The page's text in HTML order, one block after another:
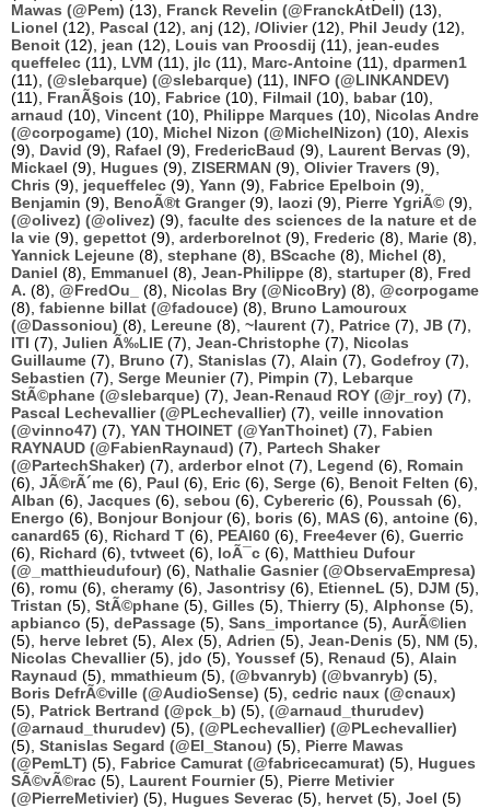
Mawas (@Pem) (13), Franck Revelin (@FranckAtDell) (13),
Lionel (12), Pascal (12), anj (12), /Olivier(12), Phil Jeudy (12),
Benoit (12), jean (12), Louis van Proosdij (11), jean-eudes
queffelec (11), LVM (11), jlc (11), Marc-Antoine (11), dparmen1
(11), (@slebarque) (@slebarque) (11), INFO (@LINKANDEV)
(11), FranÃ§ois (10), Fabrice (10), Filmail (10), babar(10),
arnaud (10), Vincent (10), Philippe Marques (10), Nicolas Andre
(@corpogame) (10), Michel Nizon (@MichelNizon) (10), Alexis
(9), David (9), Rafael (9), FredericBaud (9), Laurent Bervas (9),
Mickael (9), Hugues (9), ZISERMAN (9), Olivier Travers (9),
Chris (9), jequeffelec (9), Yann (9), Fabrice Epelboin (9),
Benjamin (9), BenoÃ®t Granger(9), laozi (9), Pierre YgriÃ© (9),
(@olivez) (@olivez) (9), faculte des sciences de la nature et de
la vie (9), gepettot (9), arderborelnot (9), Frederic (8), Marie (8),
Yannick Lejeune (8), stephane (8), BScache (8), Michel (8),
Daniel (8), Emmanuel (8), Jean-Philippe (8), startuper(8), Fred
A. (8), @FredOu_ (8), Nicolas Bry (@NicoBry) (8), @corpogame
(8), fabienne billat (@fadouce) (8), Bruno Lamouroux
(@Dassoniou) (8), Lereune (8), ~laurent (7), Patrice (7), JB (7),
ITI (7), Julien Ã‰LIE (7), Jean-Christophe (7), Nicolas
Guillaume (7), Bruno (7), Stanislas (7), Alain (7), Godefroy (7),
Sebastien (7), Serge Meunier(7), Pimpin (7), Lebarque
StÃ©phane (@slebarque) (7), Jean-Renaud ROY (@jr_roy) (7),
Pascal Lechevallier (@PLechevallier) (7), veille innovation
(@vinno47) (7), YAN THOINET (@YanThoinet) (7), Fabien
RAYNAUD (@FabienRaynaud) (7), Partech Shaker
(@PartechShaker) (7), arderbor elnot (7), Legend (6), Romain
(6), JÃ©rÃ´me (6), Paul (6), Eric (6), Serge (6), Benoit Felten (6),
Alban (6), Jacques (6), sebou (6), Cybereric (6), Poussah (6),
Energo (6), Bonjour Bonjour(6), boris (6), MAS (6), antoine (6),
canard65 (6), Richard T (6), PEAI60 (6), Free4ever(6), Guerric
(6), Richard (6), tvtweet (6), loÃ¯c (6), Matthieu Dufour
(@_matthieudufour) (6), Nathalie Gasnier (@ObservaEmpresa)
(6), romu (6), cheramy (6), Jasontrisy (6), EtienneL (5), DJM (5),
Tristan (5), StÃ©phane (5), Gilles (5), Thierry (5), Alphonse (5),
apbianco (5), dePassage (5), Sans_importance (5), AurÃ©lien
(5), herve lebret (5), Alex (5), Adrien (5), Jean-Denis (5), NM (5),
Nicolas Chevallier(5), jdo (5), Youssef (5), Renaud (5), Alain
Raynaud (5), mmathieum (5), (@bvanryb) (@bvanryb) (5),
Boris DefrÃ©ville (@AudioSense) (5), cedric naux (@cnaux)
(5), Patrick Bertrand (@pck_b) (5), (@arnaud_thurudev)
(@arnaud_thurudev) (5), (@PLechevallier) (@PLechevallier)
(5), Stanislas Segard (@El_Stanou) (5), Pierre Mawas
(@PemLT) (5), Fabrice Camurat (@fabricecamurat) (5), Hugues
SÃ©vÃ©rac (5), Laurent Fournier(5), Pierre Metivier
(@PierreMetivier) (5), Hugues Severac (5), hervet (5), Joel (5)